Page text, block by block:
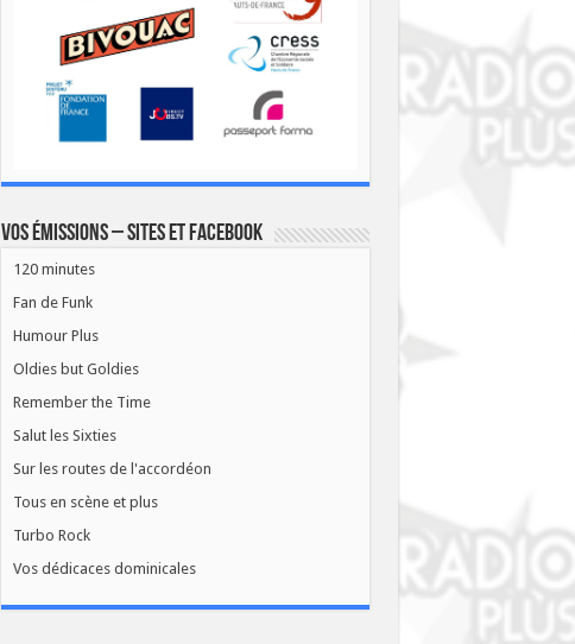
Vos émissions – Sites et Facebook
120 minutes
Fan de Funk
Humour Plus
Oldies but Goldies
Remember the Time
Salut les Sixties
Sur les routes de l'accordéon
Tous en scène et plus
Turbo Rock
Vos dédicaces dominicales